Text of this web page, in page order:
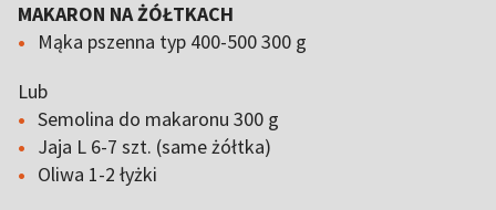
MAKARON NA ŻÓŁTKACH
Mąka pszenna typ 400-500 300 g
Lub
Semolina do makaronu 300 g
Jaja L 6-7 szt. (same żółtka)
Oliwa 1-2 łyżki